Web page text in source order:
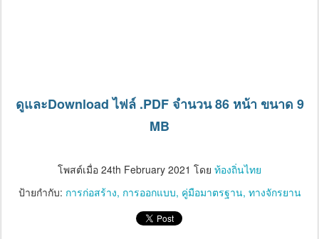
ดูและDownload ไฟล์ .PDF จำนวน 86 หน้า ขนาด 9
MB
โพสต์เมื่อ 24th February 2021 โดย ท้องถิ่นไทย
ป้ายกำกับ: การก่อสร้าง การออกแบบ คู่มือมาตรฐาน ทางจักรยาน